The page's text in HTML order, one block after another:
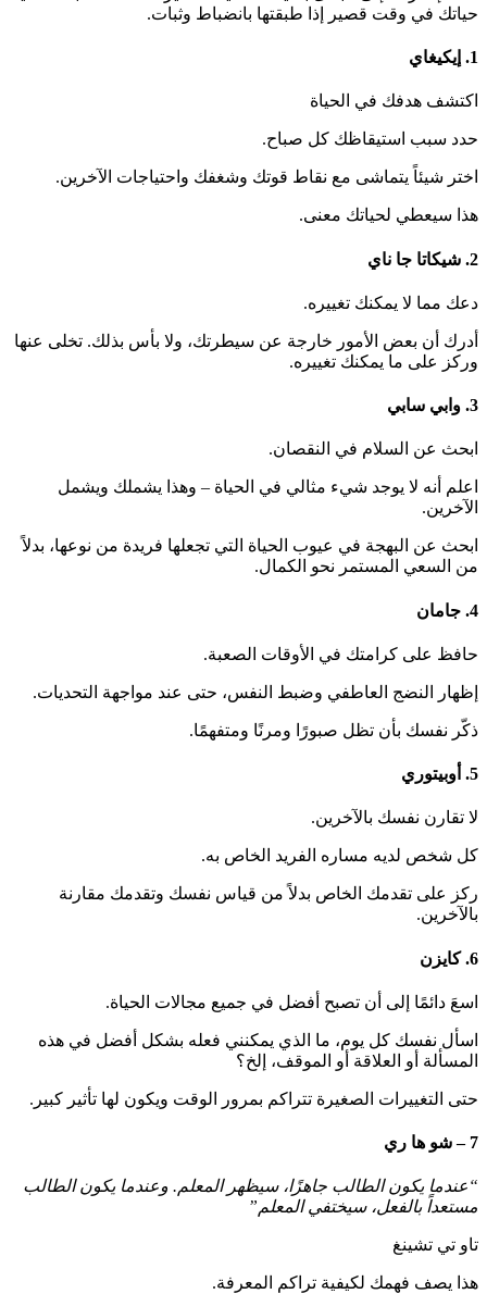
حياتك في وقت قصير إذا طبقتها بانضباط وثبات.
1. إيكيغاي
اكتشف هدفك في الحياة
حدد سبب استيقاظك كل صباح.
اختر شيئاً يتماشى مع نقاط قوتك وشغفك واحتياجات الآخرين.
هذا سيعطي لحياتك معنى.
2. شيكاتا جا ناي
دعك مما لا يمكنك تغييره.
أدرك أن بعض الأمور خارجة عن سيطرتك، ولا بأس بذلك. تخلى عنها
وركز على ما يمكنك تغييره.
3. وابي سابي
ابحث عن السلام في النقصان.
اعلم أنه لا يوجد شيء مثالي في الحياة – وهذا يشملك ويشمل
الآخرين.
ابحث عن البهجة في عيوب الحياة التي تجعلها فريدة من نوعها، بدلاً
من السعي المستمر نحو الكمال.
4. جامان
حافظ على كرامتك في الأوقات الصعبة.
إظهار النضج العاطفي وضبط النفس، حتى عند مواجهة التحديات.
ذكّر نفسك بأن تظل صبورًا ومرنًا ومتفهمًا.
5. أوبيتوري
لا تقارن نفسك بالآخرين.
كل شخص لديه مساره الفريد الخاص به.
ركز على تقدمك الخاص بدلاً من قياس نفسك وتقدمك مقارنة
بالآخرين.
6. كايزن
اسعَ دائمًا إلى أن تصبح أفضل في جميع مجالات الحياة.
اسأل نفسك كل يوم، ما الذي يمكنني فعله بشكل أفضل في هذه
المسألة أو العلاقة أو الموقف، إلخ؟
حتى التغييرات الصغيرة تتراكم بمرور الوقت ويكون لها تأثير كبير.
7 – شو ها ري
“عندما يكون الطالب جاهزًا، سيظهر المعلم. وعندما يكون الطالب
مستعداً بالفعل، سيختفي المعلم”
تاو تي تشينغ
هذا يصف فهمك لكيفية تراكم المعرفة.